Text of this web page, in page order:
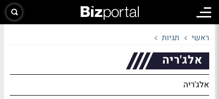
ראשי תגיות
אלג'ריה
אלג'ריה